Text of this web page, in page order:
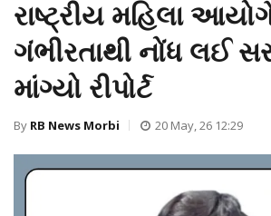
રાષ્ટ્રીય મહિલા
ગંભીરતાથી નોંધ લઈ
માંગ્યો રીપોર્ટ
By RB News Morbi 20 May, 26 12:29